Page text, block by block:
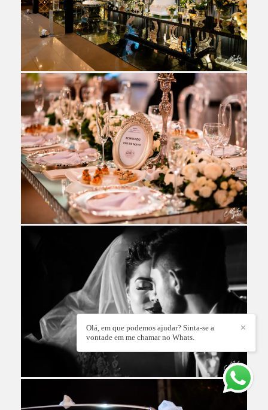
✕
Olá, em que podemos ajudar? Sinta-se a
vontade em me chamar no Whats.